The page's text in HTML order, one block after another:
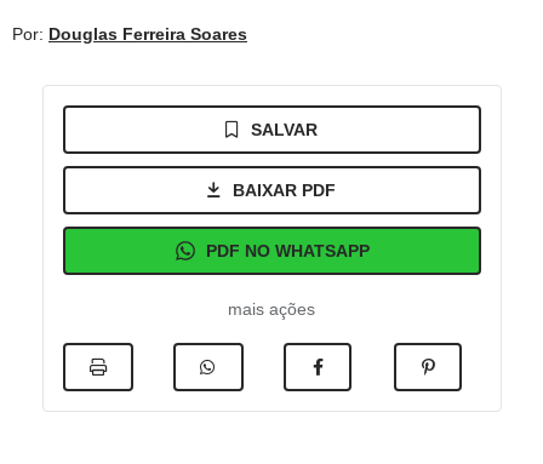
Por: Douglas Ferreira Soares
SALVAR
BAIXAR PDF
PDF NO WHATSAPP
mais ações